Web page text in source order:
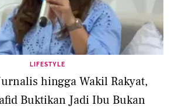
LIFESTYLE
hingga Wakil Rakyat,
Buktikan Jadi Ibu Bukan